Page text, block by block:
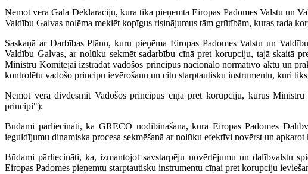
Ņemot vērā Gala Deklarāciju, kura tika pieņemta Eiropas Padomes Valstu un
Valdību Galvas nolēma meklēt kopīgus risinājumus tām grūtībām, kuras rada
Saskaņā ar Darbības Plānu, kuru pieņēma Eiropas Padomes Valstu un
Valdību Galvas, ar nolūku sekmēt sadarbību cīņā pret korupciju, tajā skaitā
Ministru Komitejai izstrādāt vadošos principus nacionālo normatīvo aktu un
kontrolētu vadošo principu ievērošanu un citu starptautisku instrumentu, kuri
Ņemot vērā divdesmit Vadošos principus cīņā pret korupciju, kurus
principi");
Būdami pārliecināti, ka GRECO nodibināšana, kurā Eiropas Padomes
ieguldījumu dinamiska procesa sekmēšanā ar nolūku efektīvi novērst un
Būdami pārliecināti, ka, izmantojot savstarpēju novērtējumu un dalībvalstu
Eiropas Padomes pieņemtu starptautisku instrumentu cīņai pret korupciju